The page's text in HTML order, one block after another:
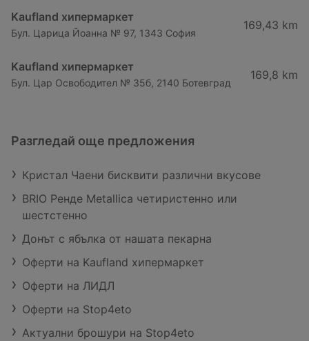
Kaufland хипермаркет
Бул. Царица Йоанна № 97, 1343 София
169,43 km
Kaufland хипермаркет
Бул. Цар Освободител № 35б, 2140 Ботевград
169,8 km
Разгледай още предложения
Кристал Чаени бисквити различни вкусове
BRIO Ренде Metallica четиристенно или
шестстенно
Донът с ябълка от нашата пекарна
Оферти на Kaufland хипермаркет
Оферти на ЛИДЛ
Оферти на Stop4eto
Актуални брошури на Stop4eto